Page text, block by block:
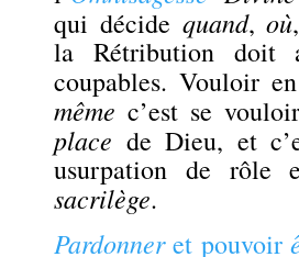
qui décide quand,où
la Rétribution doit
coupables. Vouloir
même c’est se
place de Dieu, et
usurpation de rôle
sacrilège.
Pardonneret pouvoir